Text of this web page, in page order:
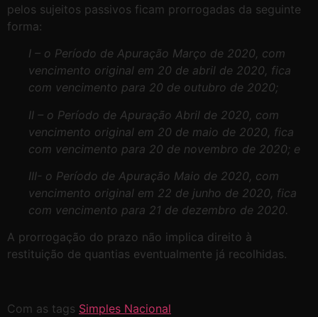
pelos sujeitos passivos ficam prorrogadas da seguinte
forma:
I – o Período de Apuração Março de 2020, com
vencimento original em 20 de abril de 2020, fica
com vencimento para 20 de outubro de 2020;
II – o Período de Apuração Abril de 2020, com
vencimento original em 20 de maio de 2020, fica
com vencimento para 20 de novembro de 2020; e
III- o Período de Apuração Maio de 2020, com
vencimento original em 22 de junho de 2020, fica
com vencimento para 21 de dezembro de 2020.
A prorrogação do prazo não implica direito à
restituição de quantias eventualmente já recolhidas.
Com as tags Simples Nacional